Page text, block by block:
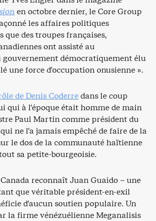
en octobre dernier, le Core Group
les affaires politiques
que des troupes françaises,
ont assisté au
gouvernement démocratiquement élu
une force d’occupation onusienne ».
de Denis Coderredans le coup
qui à l’époque était homme de main
Paul Martin comme président du
ne l’a jamais empêché de faire de la
le dos de la communauté haïtienne
sa petite-bourgeoisie.
reconnaît Juan Guaido – une
que véritable président-en-exil
d’aucun soutien populaire. Un
la firme vénézuélienne Meganalisis